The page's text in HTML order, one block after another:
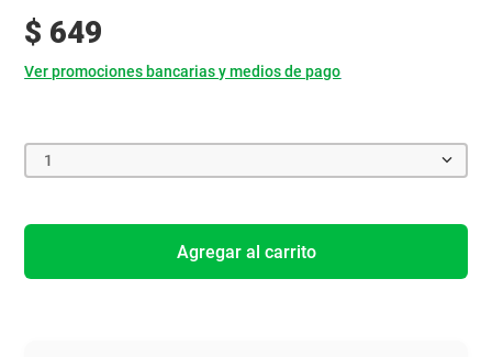
$ 649
Ver promociones bancarias y medios de pago
1
Agregar al carrito